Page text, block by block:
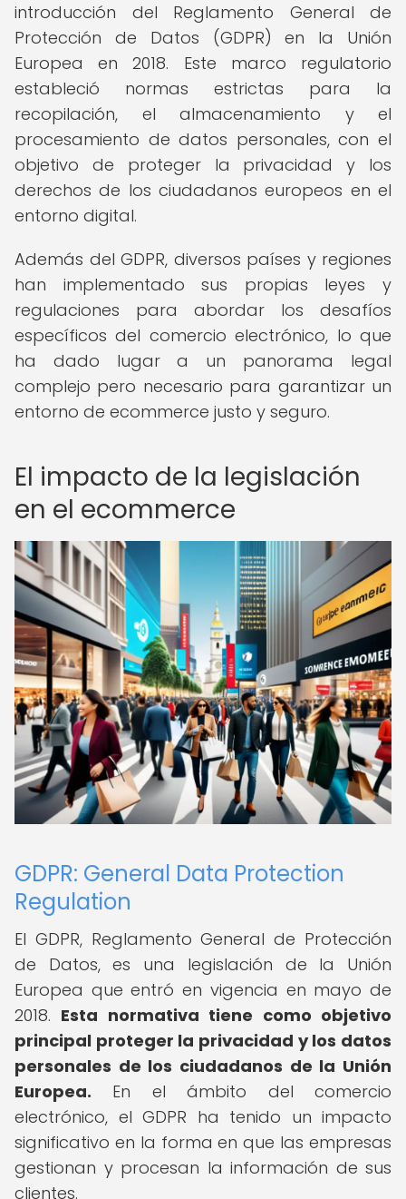
introducción del Reglamento General de
Protección de Datos (GDPR) en la Unión
Europea en 2018. Este marco regulatorio
estableció normas estrictas para la
recopilación, el almacenamiento y el
procesamiento de datos personales, con el
objetivo de proteger la privacidad y los
derechos de los ciudadanos europeos en el
entorno digital.
Además del GDPR, diversos países y regiones
han implementado sus propias leyes y
regulaciones para abordar los desafíos
específicos del comercio electrónico, lo que
ha dado lugar a un panorama legal
complejo pero necesario para garantizar un
entorno de ecommerce justo y seguro.
El impacto de la legislación
en el ecommerce
GDPR: General Data Protection
Regulation
El GDPR, Reglamento General de Protección
de Datos, es una legislación de la Unión
Europea que entró en vigencia en mayo de
2018. Esta normativa tiene como objetivo
principal proteger la privacidad y los datos
personales de los ciudadanos de la Unión
Europea. En el ámbito del comercio
electrónico, el GDPR ha tenido un impacto
significativo en la forma en que las empresas
gestionan y procesan la información de sus
clientes.